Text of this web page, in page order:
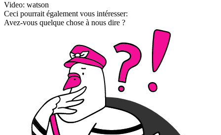
Video: watson
Ceci pourrait également vous intéresser:
Avez-vous quelque chose à nous dire ?